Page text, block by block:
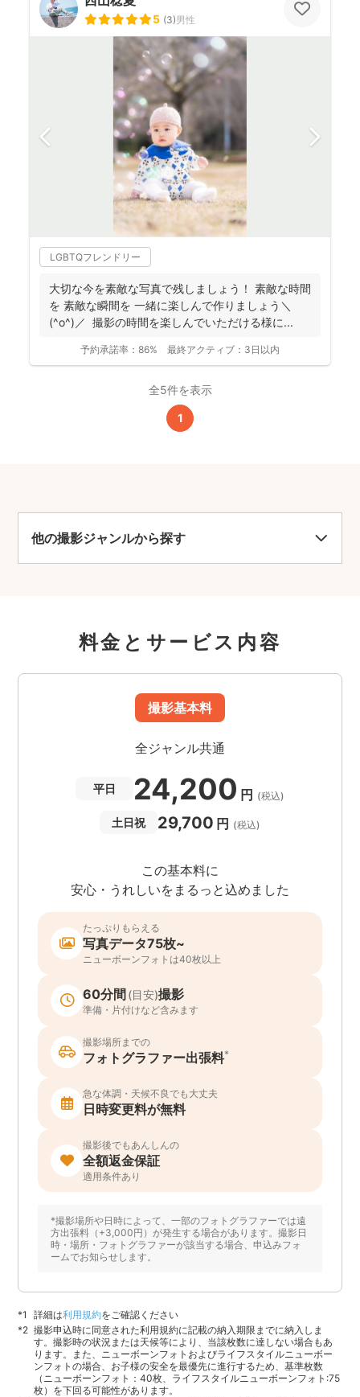
5 (3)男性
LGBTQフレンドリー
大切な今を素敵な写真で残しましょう！ 素敵な時間
を 素敵な瞬間を 一緒に楽しんで作りましょう＼
(^o^)／ 撮影の時間を楽しんでいただける様に...
予約承諾率： 86% 最終アクティブ： 3日以内
全5件を表示
1
他の撮影ジャンルから探す
料金とサービス内容
撮影基本料
全ジャンル共通
平日 24,200 円 (税込)
土日祝 29,700 円 (税込)
この基本料に
安心・うれしいをまるっと込めました
たっぷりもらえる
写真データ75枚~
ニューボーンフォトは40枚以上
60分間 (目安)撮影
準備・片付けなど含みます
撮影場所までの
フォトグラファー出張料*
急な体調・天候不良でも大丈夫
日時変更料が無料
撮影後でもあんしんの
全額返金保証
適用条件あり
*撮影場所や日時によって、一部のフォトグラファーでは遠
方出張料（+3,000円）が発生する場合があります。撮影日
時・場所・フォトグラファーが該当する場合、申込みフォ
ームでお知らせします。
詳細は利用規約をご確認ください
撮影申込時に同意された利用規約に記載の納入期限までに納入しま
す。撮影時の状況または天候等により、当該枚数に達しない場合もあ
ります。また、ニューボーンフォトおよびライフスタイルニューボー
ンフォトの場合、お子様の安全を最優先に進行するため、基準枚数
（ニューボーンフォト：40枚、ライフスタイルニューボーンフォト:75
枚）を下回る可能性があります。